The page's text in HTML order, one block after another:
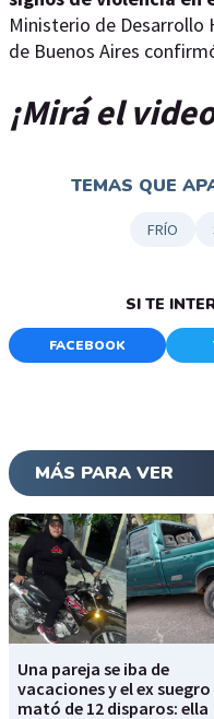
Ministerio de Desarrollo
de Buenos Aires
¡Mirá el
TEMAS QUE
FRÍO
SI TE
FACEBOOK
MÁS PARA VER
Una pareja se iba de
vacaciones y el ex
mató de 12 disparos: ella